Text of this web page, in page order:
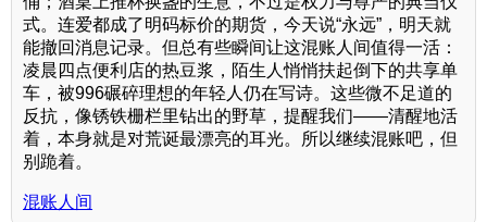
式。连爱都成了明码标价的期货，今天说“永远”，明天就
能撤回消息记录。但总有些瞬间让这混账人间值得一活：
凌晨四点便利店的热豆浆，陌生人悄悄扶起倒下的共享单
车，被996碾碎理想的年轻人仍在写诗。这些微不足道的
反抗，像锈铁栅栏里钻出的野草，提醒我们——清醒地活
着，本身就是对荒诞最漂亮的耳光。所以继续混账吧，但
别跪着。
混账人间